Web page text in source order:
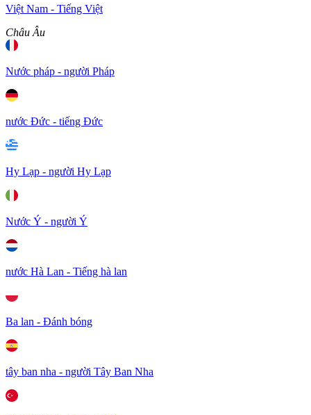
Việt Nam - Tiếng Việt
Châu Âu
Nước pháp - người Pháp
nước Đức - tiếng Đức
Hy Lạp - người Hy Lạp
Nước Ý - người Ý
nước Hà Lan - Tiếng hà lan
Ba lan - Đánh bóng
tây ban nha - người Tây Ban Nha